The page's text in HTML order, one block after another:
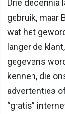
Drie decennia
gebruik, maar
wat het
langer de
gegevens
kennen, die
advertenties
“gratis”